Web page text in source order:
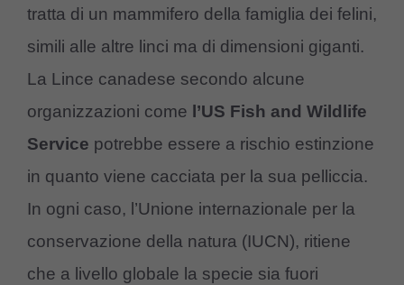
tratta di un mammifero della famiglia dei felini,
simili alle altre linci ma di dimensioni giganti.
La Lince canadese secondo alcune
organizzazioni come l’US Fish and Wildlife
Service potrebbe essere a rischio estinzione
in quanto viene cacciata per la sua pelliccia.
In ogni caso, l’Unione internazionale per la
conservazione della natura (IUCN), ritiene
che a livello globale la specie sia fuori